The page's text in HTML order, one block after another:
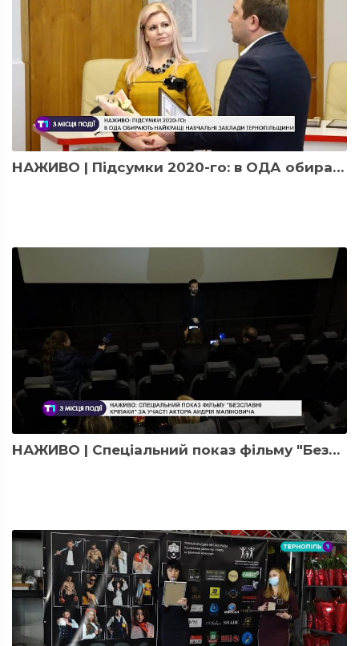
НАЖИВО | Підсумки 2020-го: в ОДА обирають найкращі навчальні заклади Тернопільщини
НАЖИВО | Спеціальний показ фільму "Безславні кріпаки"